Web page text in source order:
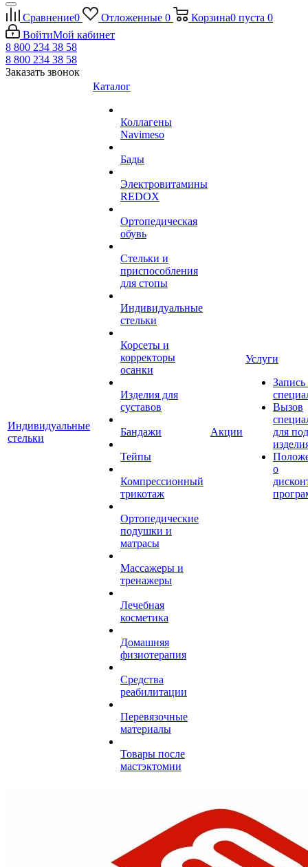
Сравнение0 Отложенные 0 Корзина0 пуста 0
ВойтиМой кабинет
8 800 234 38 58
8 800 234 38 58
Заказать звонок
Индивидуальные
стельки
Каталог
Коллагены
Navimeso
Бады
Электровитамины
REDOX
Ортопедическая
обувь
Стельки и
приспособления
для стопы
Индивидуальные
стельки
Корсеты и
корректоры
осанки
Изделия для
суставов
Бандажи
Тейпы
Компрессионный
трикотаж
Ортопедические
подушки и
матрасы
Массажеры и
тренажеры
Лечебная
косметика
Домашняя
физиотерапия
Средства
реабилитации
Перевязочные
материалы
Товары после
мастэктомии
Акции
Услуги
Запись
Вызов
для
о